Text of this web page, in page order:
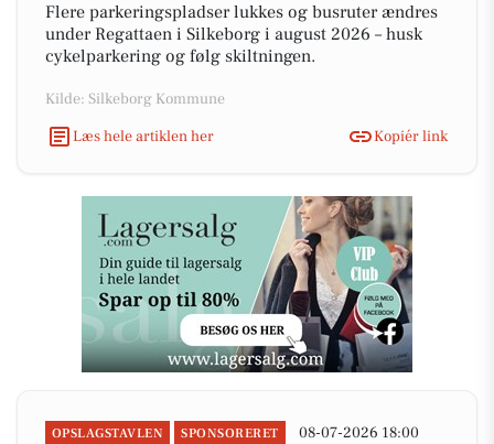
Flere parkeringspladser lukkes og busruter ændres
under Regattaen i Silkeborg i august 2026 – husk
cykelparkering og følg skiltningen.
Kilde: Silkeborg Kommune
Læs hele artiklen her
Kopiér link
OPSLAGSTAVLEN SPONSORERET 08-07-2026 18:00